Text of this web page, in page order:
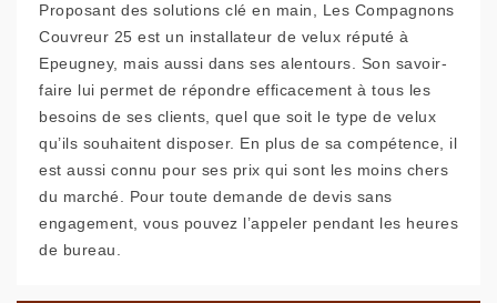
Proposant des solutions clé en main, Les Compagnons
Couvreur 25 est un installateur de velux réputé à
Epeugney, mais aussi dans ses alentours. Son savoir-
faire lui permet de répondre efficacement à tous les
besoins de ses clients, quel que soit le type de velux
qu’ils souhaitent disposer. En plus de sa compétence, il
est aussi connu pour ses prix qui sont les moins chers
du marché. Pour toute demande de devis sans
engagement, vous pouvez l’appeler pendant les heures
de bureau.